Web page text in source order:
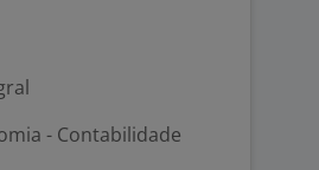
- Contabilidade